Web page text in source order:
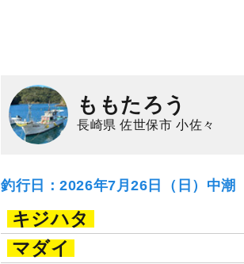
ももたろう
長崎県 佐世保市 小佐々
釣行日：2026年7月26日（日）中潮
キジハタ
マダイ